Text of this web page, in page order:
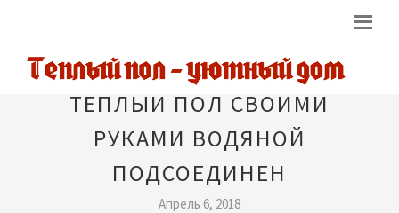
ТЕПЛЫЙ ПОЛ СВОИМИ
РУКАМИ ВОДЯНОЙ
ПОДСОЕДИНЕН
Апрель 6, 2018